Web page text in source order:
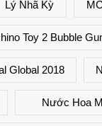
Lý Nhã Kỳ
Toy 2 Bubble
Global 2018
Nước Hoa